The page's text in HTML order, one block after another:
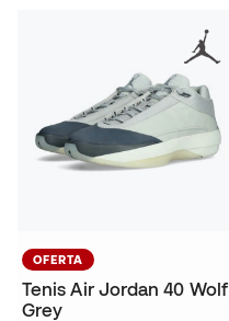
OFERTA
Tenis Air Jordan 40 Wolf
Grey